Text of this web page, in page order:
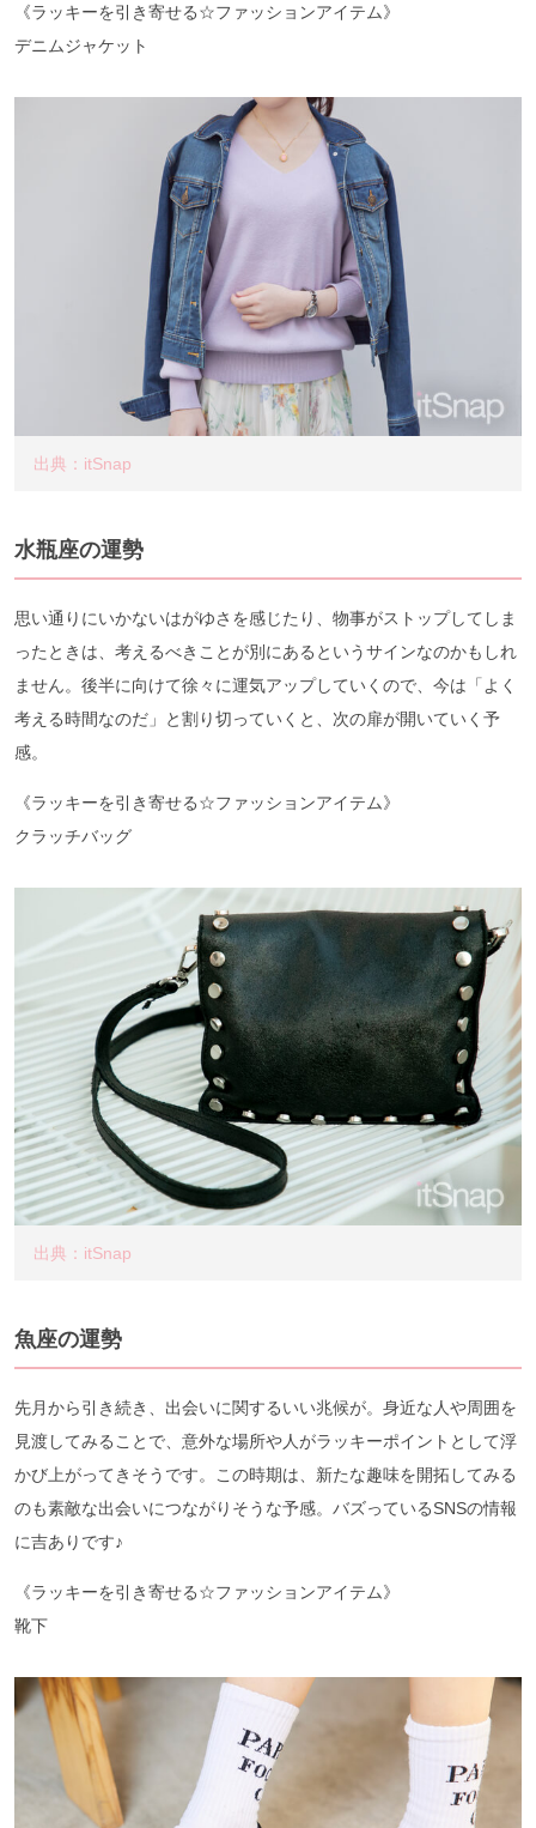
《ラッキーを引き寄せる☆ファッションアイテム》
デニムジャケット
出典：itSnap
水瓶座の運勢
思い通りにいかないはがゆさを感じたり、物事がストップしてしま
ったときは、考えるべきことが別にあるというサインなのかもしれ
ません。後半に向けて徐々に運気アップしていくので、今は「よく
考える時間なのだ」と割り切っていくと、次の扉が開いていく予
感。
《ラッキーを引き寄せる☆ファッションアイテム》
クラッチバッグ
出典：itSnap
魚座の運勢
先月から引き続き、出会いに関するいい兆候が。身近な人や周囲を
見渡してみることで、意外な場所や人がラッキーポイントとして浮
かび上がってきそうです。この時期は、新たな趣味を開拓してみる
のも素敵な出会いにつながりそうな予感。バズっているSNSの情報
に吉ありです♪
《ラッキーを引き寄せる☆ファッションアイテム》
靴下